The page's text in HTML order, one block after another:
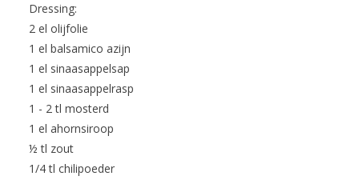
Dressing:
2 el olijfolie
1 el balsamico azijn
1 el sinaasappelsap
1 el sinaasappelrasp
1 - 2 tl mosterd
1 el ahornsiroop
½ tl zout
1/4 tl chilipoeder